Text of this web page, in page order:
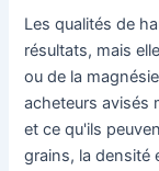
Les qualités de
résultats, mais
ou de la
acheteurs avisés
et ce qu'ils
grains, la densité